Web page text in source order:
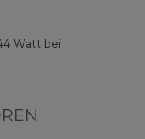
Watt bei
(S